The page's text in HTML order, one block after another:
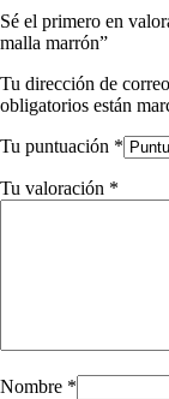
Sé el primero en
malla marrón”
Tu dirección de
obligatorios están
Tu puntuación *
Tu valoración *
Nombre *